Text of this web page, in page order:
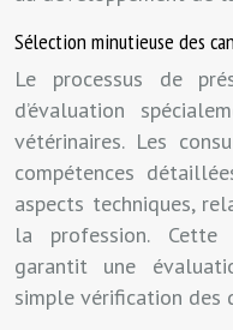
Sélection minutieuse des
Le processus de
d’évaluation
vétérinaires. Les
compétences
aspects techniques,
la profession. Cette
garantit une
simple vérification des